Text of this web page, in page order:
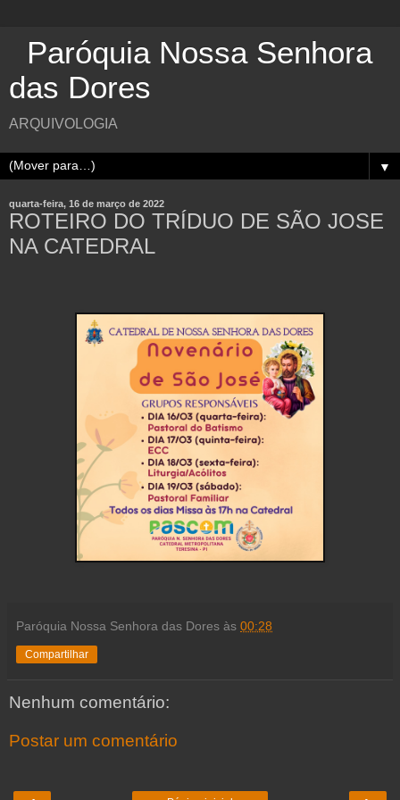
Paróquia Nossa Senhora
das Dores
ARQUIVOLOGIA
▼
quarta-feira, 16 de março de 2022
ROTEIRO DO TRÍDUO DE SÃO JOSE
NA CATEDRAL
Paróquia Nossa Senhora das Dores às 00:28
Compartilhar
Nenhum comentário:
Postar um comentário